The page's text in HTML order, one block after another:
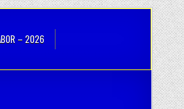
– 2026